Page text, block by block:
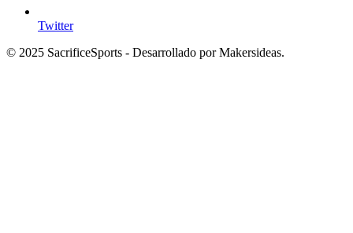
Twitter
© 2025 SacrificeSports - Desarrollado por Makersideas.